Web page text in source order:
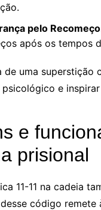
pelo
após os tempos
de uma superstição
e
e
prisional
11-11 na cadeia
código